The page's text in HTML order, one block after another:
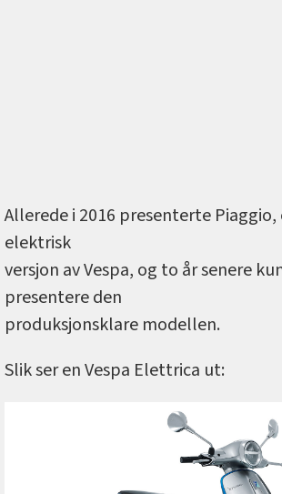
Allerede i 2016 presenterte Piaggio,
elektrisk
versjon av Vespa, og to år senere
presentere den
produksjonsklare modellen.
Slik ser en Vespa Elettrica ut: